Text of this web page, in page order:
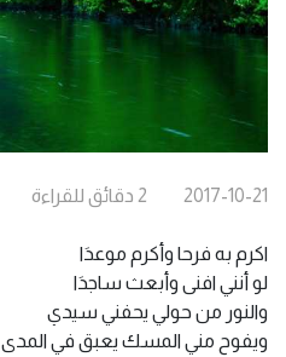
2017-10-21
2 دقائق للقراءة
اكرم به فرحا وأكرم موعدَا
لو أنني افنى وأبعث ساجدَا
والنور من حولي يحفني سيدي
ويفوح مني المسك يعبق في المدى